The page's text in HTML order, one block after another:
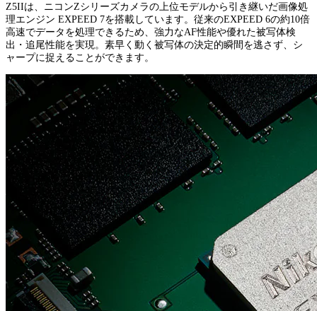
Z5IIは、ニコンZシリーズカメラの上位モデルから引き継いだ画像処
理エンジン EXPEED 7を搭載しています。従来のEXPEED 6の約10倍
高速でデータを処理できるため、強力なAF性能や優れた被写体検
出・追尾性能を実現。素早く動く被写体の決定的瞬間を逃さず、シ
ャープに捉えることができます。